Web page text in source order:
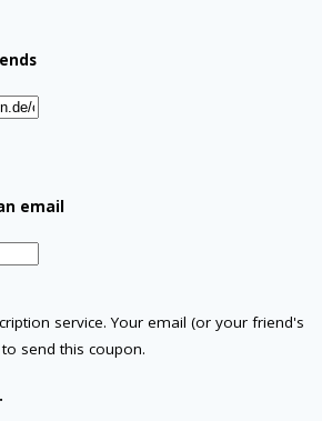
email
service. Your email (or your friend's
send this coupon.